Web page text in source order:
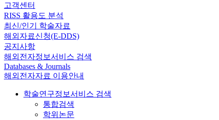
고객센터
RISS 활용도 분석
최신/인기 학술자료
해외자료신청(E-DDS)
공지사항
해외전자정보서비스 검색
Databases & Journals
해외전자자료 이용안내
학술연구정보서비스 검색
통합검색
학위논문